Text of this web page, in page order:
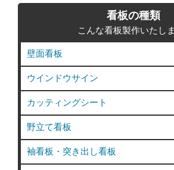
看板の種類
こんな看板製作いたし
壁面看板
ウインドウサイン
カッティングシート
野立て看板
袖看板・突き出し看板